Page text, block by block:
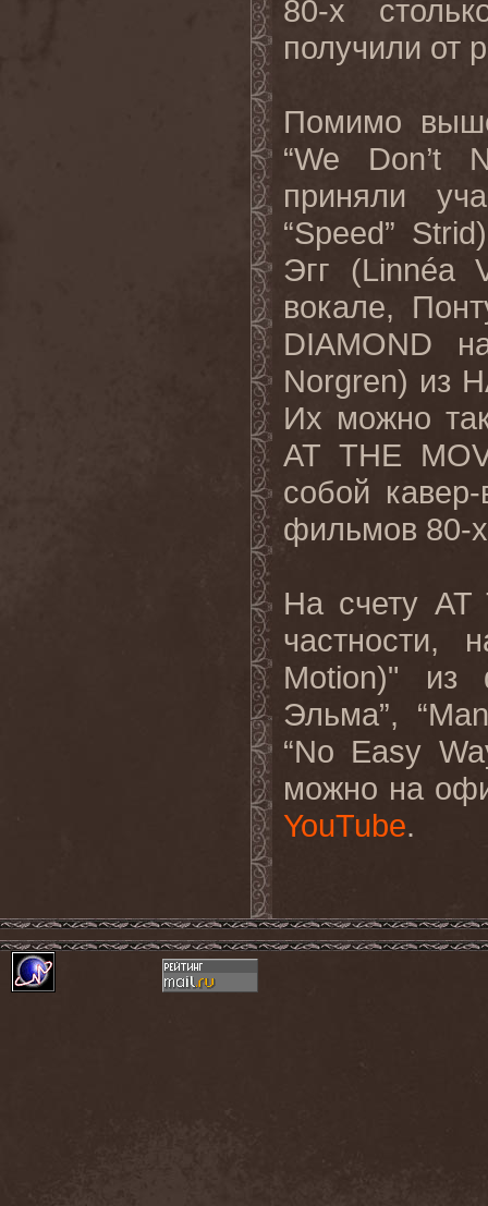
80-х
получили от
Помимо
“We Don’t
приняли
“Speed” Strid
Эгг (Linnéa
вокале,
DIAMOND
Norgren) из
Их можно
AT THE
собой
фильмов 80-
На счету AT
Motion)" из
Эльма”,
“No Easy
можно на
YouTube.